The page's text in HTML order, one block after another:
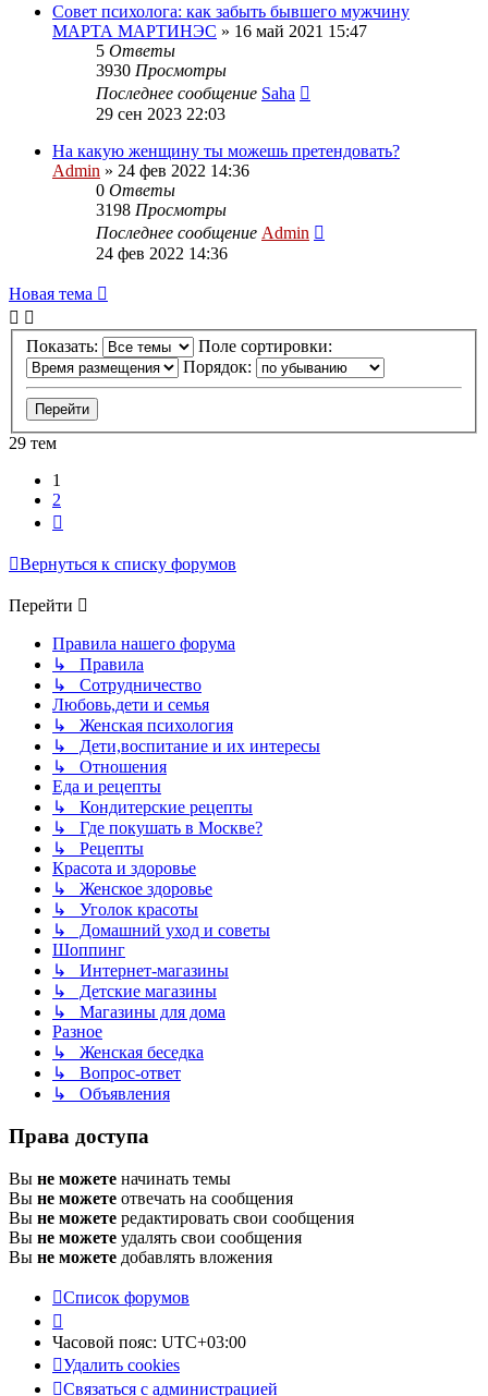
Совет психолога: как забыть бывшего мужчину
МАРТА МАРТИНЭС » 16 май 2021 15:47
5 Ответы
3930 Просмотры
Последнее сообщение Saha
29 сен 2023 22:03
На какую женщину ты можешь претендовать?
Admin » 24 фев 2022 14:36
0 Ответы
3198 Просмотры
Последнее сообщение Admin
24 фев 2022 14:36
Новая тема
Показать:
Поле сортировки:
Порядок:
29 тем
1
2
Вернуться к списку форумов
Перейти
Правила нашего форума
↳ Правила
↳ Сотрудничество
Любовь,дети и семья
↳ Женская психология
↳ Дети,воспитание и их интересы
↳ Отношения
Еда и рецепты
↳ Кондитерские рецепты
↳ Где покушать в Москве?
↳ Рецепты
Красота и здоровье
↳ Женское здоровье
↳ Уголок красоты
↳ Домашний уход и советы
Шоппинг
↳ Интернет-магазины
↳ Детские магазины
↳ Магазины для дома
Разное
↳ Женская беседка
↳ Вопрос-ответ
↳ Объявления
Права доступа
Вы не можете начинать темы
Вы не можете отвечать на сообщения
Вы не можете редактировать свои сообщения
Вы не можете удалять свои сообщения
Вы не можете добавлять вложения
Список форумов
Часовой пояс: UTC+03:00
Удалить cookies
Связаться с администрацией